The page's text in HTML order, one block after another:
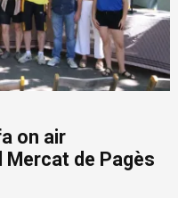
on air
de Pagès